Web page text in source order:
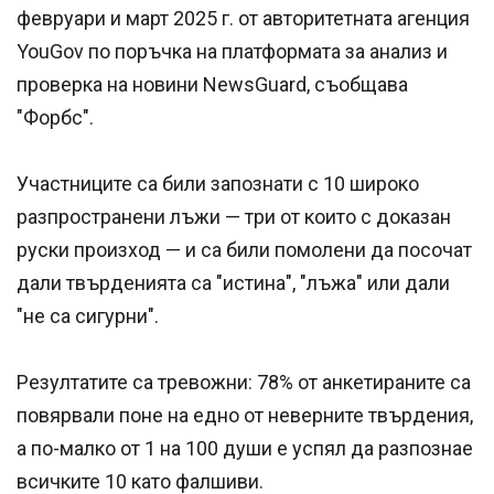
февруари и март 2025 г. от авторитетната агенция
YouGov по поръчка на платформата за анализ и
проверка на новини NewsGuard, съобщава
"Форбс".
Участниците са били запознати с 10 широко
разпространени лъжи — три от които с доказан
руски произход — и са били помолени да посочат
дали твърденията са "истина", "лъжа" или дали
"не са сигурни".
Резултатите са тревожни: 78% от анкетираните са
повярвали поне на едно от неверните твърдения,
а по-малко от 1 на 100 души е успял да разпознае
всичките 10 като фалшиви.